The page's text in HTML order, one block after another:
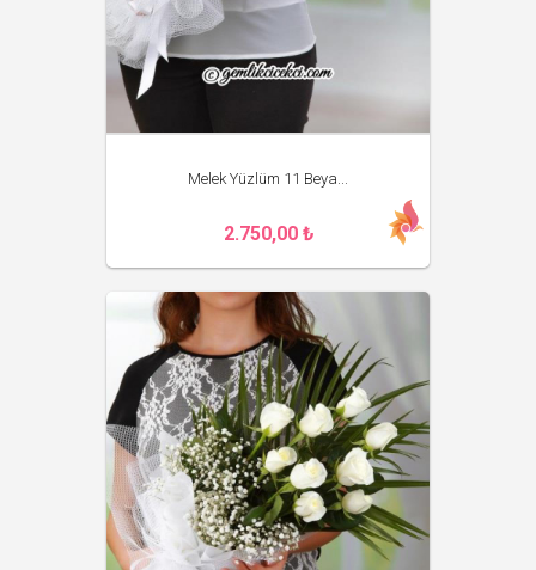
Melek Yüzlüm 11 Beya...
2.750,00 ₺